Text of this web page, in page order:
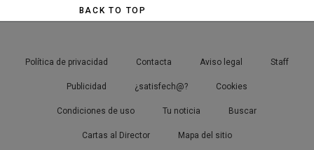
BACK TO TOP
Política de privacidad Contacta Aviso legal Staff
Publicidad ¿satisfech@? Cookies
Condiciones de uso Tu noticia Buscar
Cartas al Director Mapa del sitio